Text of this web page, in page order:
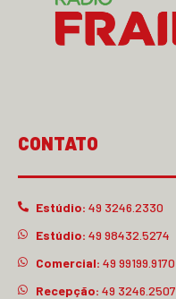
CONTATO
Estúdio: 49 3246.2330
Estúdio: 49 98432.5274
Comercial: 49 99199.9170
Recepção: 49 3246.2507